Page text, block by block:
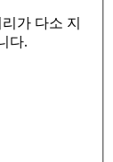
가 다소 지
다.